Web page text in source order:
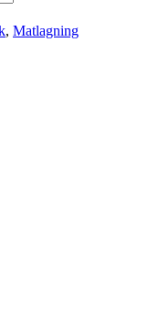
, Matlagning